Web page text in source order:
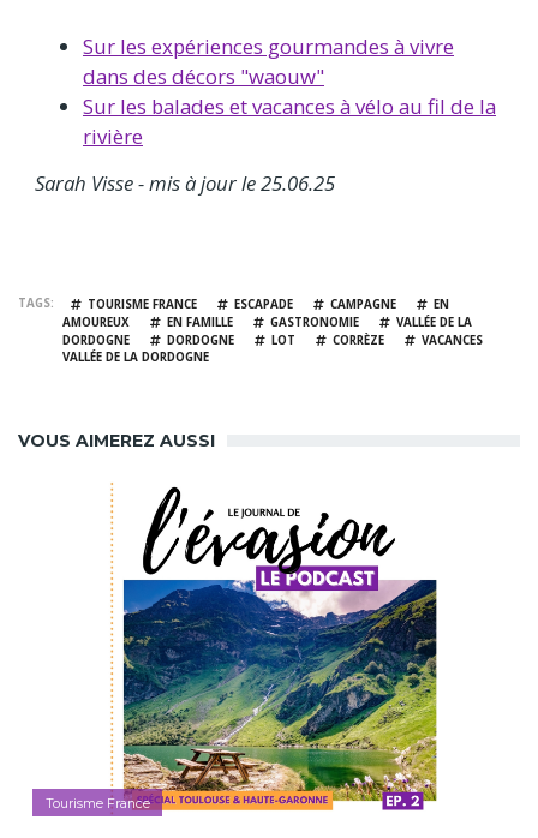
Sur les expériences gourmandes à vivre
dans des décors "waouw"
Sur les balades et vacances à vélo au fil de la
rivière
Sarah Visse - mis à jour le 25.06.25
TAGS TOURISME FRANCE ESCAPADE CAMPAGNE
EN
AMOUREUX
EN FAMILLE GASTRONOMIE
VALLÉE DE LA
DORDOGNE
DORDOGNE LOT CORRÈZE
VACANCES
VALLÉE DE LA DORDOGNE
VOUS AIMEREZ AUSSI
Tourisme France